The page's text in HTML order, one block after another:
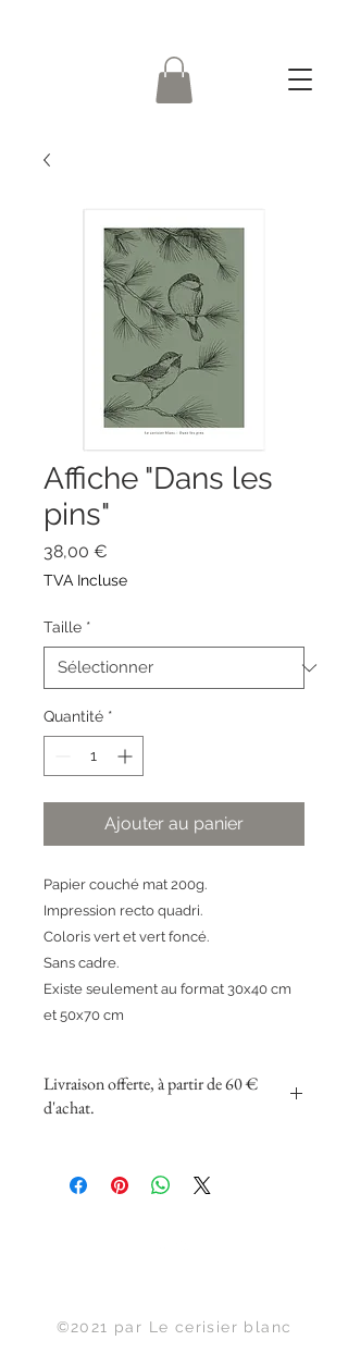
Affiche "Dans les
pins"
38,00 €
TVA Incluse
Taille *
Quantité *
Ajouter au panier
Papier couché mat 200g.
Impression recto quadri.
Coloris vert et vert foncé.
Sans cadre.
Existe seulement au format 30x40 cm
et 50x70 cm
Livraison offerte, à partir de 60 €
d'achat.
©2021 par Le cerisier blanc